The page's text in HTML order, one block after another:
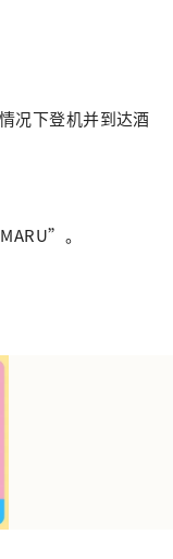
况下登机并到达酒
。